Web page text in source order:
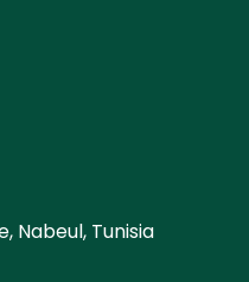
Nabeul, Tunisia